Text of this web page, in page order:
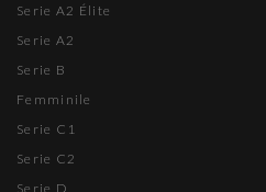
Serie A2 Élite
Serie A2
Serie B
Femminile
Serie C1
Serie C2
Serie D